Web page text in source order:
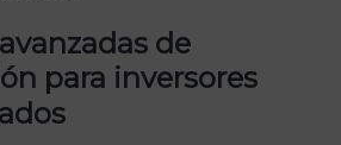
de
para inversores